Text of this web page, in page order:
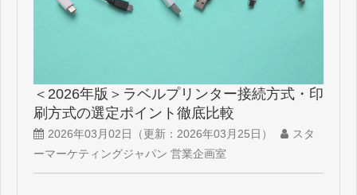
導入事例
よくあるご質問
＜2026年版＞ラベルプリンター接続方式・印
刷方式の選定ポイント徹底比較
2026年03月02日 （更新： 2026年03月25日 ）
スタ
ーマーケティングジャパン 営業企画室